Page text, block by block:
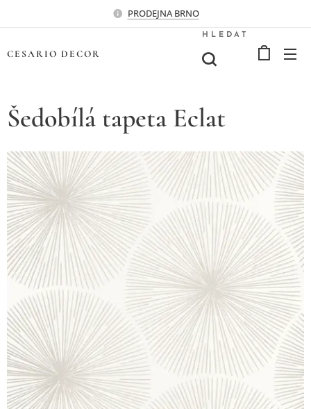
PRODEJNA BRNO
CESARIO DECOR
HLEDAT
Šedobílá tapeta Eclat
Vzorník francouzských tapet se vzorem kolekce SO WHITE 4